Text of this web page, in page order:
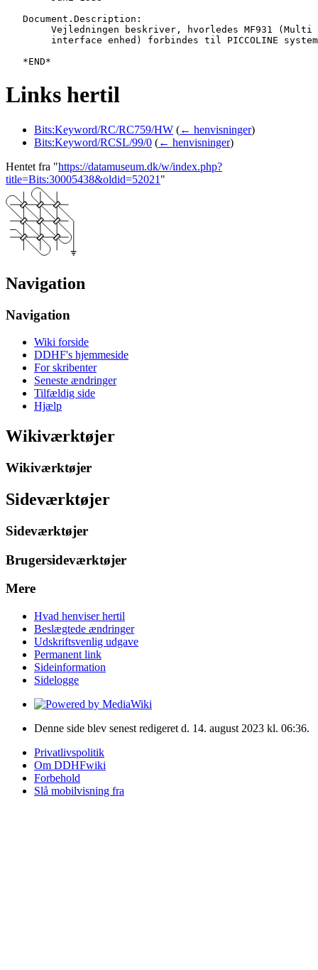
   Document.Description:
Links hertil
Bits:Keyword/RC/RC759/HW (← henvisninger)
Bits:Keyword/RCSL/99/0 (← henvisninger)
Hentet fra "https://datamuseum.dk/w/index.php?
title=Bits:30005438&oldid=52021 "
Navigation
Navigation
Wiki forside
DDHF's hjemmeside
For skribenter
Seneste ændringer
Tilfældig side
Hjælp
Wikiværktøjer
Wikiværktøjer
Sideværktøjer
Sideværktøjer
Brugersideværktøjer
Mere
Hvad henviser hertil
Beslægtede ændringer
Udskriftsvenlig udgave
Permanent link
Sideinformation
Sidelogge
Denne side blev senest redigeret d. 14. august 2023 kl. 06:36.
Privatlivspolitik
Om DDHFwiki
Forbehold
Slå mobilvisning fra